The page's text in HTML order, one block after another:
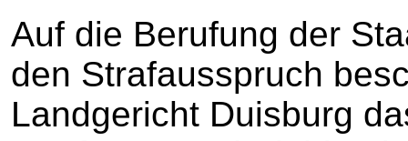
Auf die Berufung der
den Strafausspruch
Landgericht Duisburg